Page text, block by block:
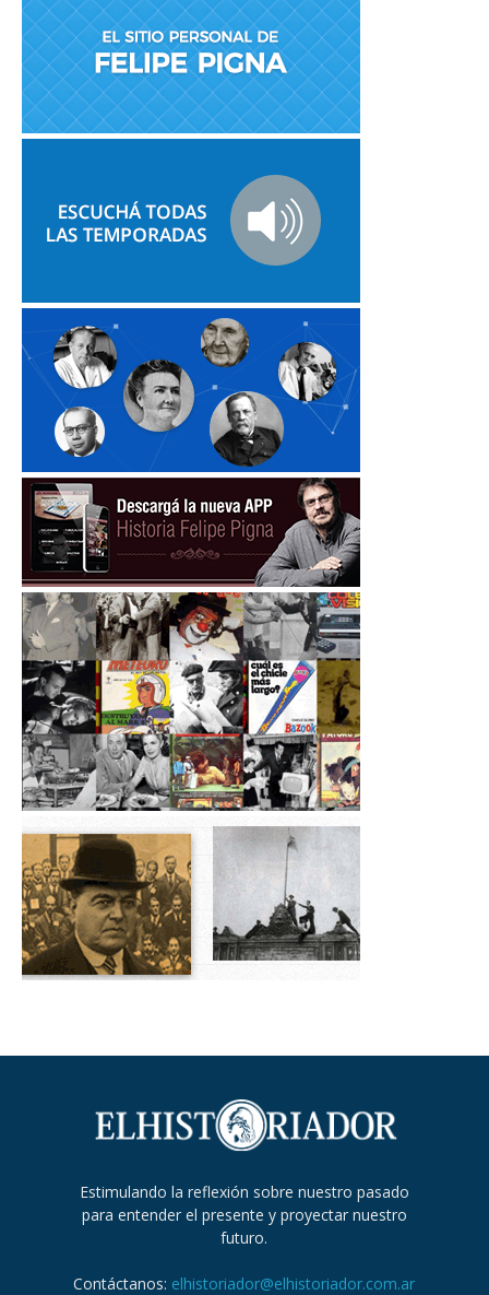
Estimulando la reflexión sobre nuestro pasado
para entender el presente y proyectar nuestro
futuro.
Contáctanos: elhistoriador@elhistoriador.com.ar